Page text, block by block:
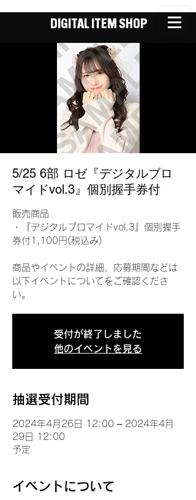
DIGITAL ITEM SHOP
5/25 6部 ロゼ『デジタルブロ
マイドvol.3』個別握手券付
販売商品
・『デジタルブロマイドvol.3』個別握手
券付1,100円(税込み)
商品やイベントの詳細、応募期間などは
以下イベントについてをご確認くださ
い。
受付が終了しました
他のイベントを見る
抽選受付期間
2024年4月26日 12:00 – 2024年4月
29日 12:00
予定
イベントについて